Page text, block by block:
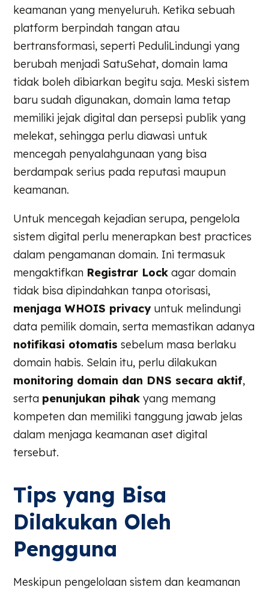
keamanan yang menyeluruh. Ketika sebuah
platform berpindah tangan atau
bertransformasi, seperti PeduliLindungi yang
berubah menjadi SatuSehat, domain lama
tidak boleh dibiarkan begitu saja. Meski sistem
baru sudah digunakan, domain lama tetap
memiliki jejak digital dan persepsi publik yang
melekat, sehingga perlu diawasi untuk
mencegah penyalahgunaan yang bisa
berdampak serius pada reputasi maupun
keamanan.
Untuk mencegah kejadian serupa, pengelola
sistem digital perlu menerapkan best practices
dalam pengamanan domain. Ini termasuk
mengaktifkan Registrar Lock agar domain
tidak bisa dipindahkan tanpa otorisasi,
menjaga WHOIS privacyuntuk melindungi
data pemilik domain, serta memastikan adanya
notifikasi otomatis sebelum masa berlaku
domain habis. Selain itu, perlu dilakukan
monitoring domain dan DNS secara aktif,
serta penunjukan pihak yang memang
kompeten dan memiliki tanggung jawab jelas
dalam menjaga keamanan aset digital
tersebut.
Tips yang Bisa
Dilakukan Oleh
Pengguna
Meskipun pengelolaan sistem dan keamanan